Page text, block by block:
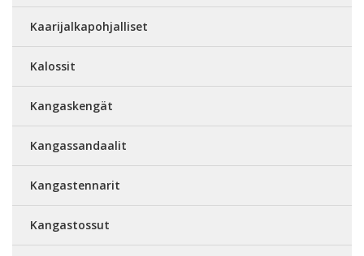
Kaarijalkapohjalliset
Kalossit
Kangaskengät
Kangassandaalit
Kangastennarit
Kangastossut